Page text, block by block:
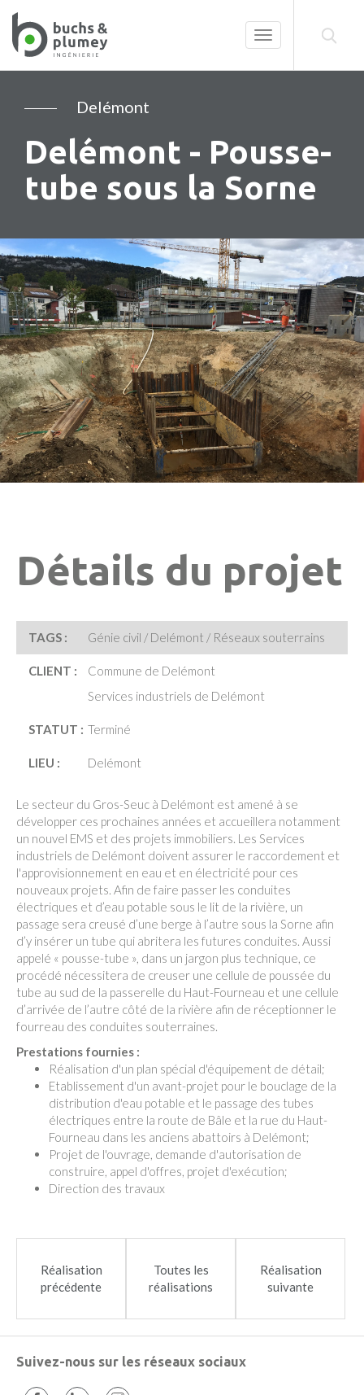
Toggle
navigation
Delémont
Delémont - Pousse-
tube sous la Sorne
Détails du projet
TAGS : Génie civil / Delémont / Réseaux souterrains
CLIENT :
Commune de Delémont
Services industriels de Delémont
STATUT : Terminé
LIEU : Delémont
Le secteur du Gros-Seuc à Delémont est amené à se
développer ces prochaines années et accueillera notamment
un nouvel EMS et des projets immobiliers. Les Services
industriels de Delémont doivent assurer le raccordement et
l'approvisionnement en eau et en électricité pour ces
nouveaux projets. Afin de faire passer les conduites
électriques et d’eau potable sous le lit de la rivière, un
passage sera creusé d’une berge à l’autre sous la Sorne afin
d’y insérer un tube qui abritera les futures conduites. Aussi
appelé « pousse-tube », dans un jargon plus technique, ce
procédé nécessitera de creuser une cellule de poussée du
tube au sud de la passerelle du Haut-Fourneau et une cellule
d’arrivée de l’autre côté de la rivière afin de réceptionner le
fourreau des conduites souterraines.
Prestations fournies :
Réalisation d'un plan spécial d'équipement de détail;
Etablissement d'un avant-projet pour le bouclage de la
distribution d'eau potable et le passage des tubes
électriques entre la route de Bâle et la rue du Haut-
Fourneau dans les anciens abattoirs à Delémont;
Projet de l'ouvrage, demande d'autorisation de
construire, appel d'offres, projet d'exécution;
Direction des travaux
Réalisation
précédente
Toutes les
réalisations
Réalisation
suivante
Suivez-nous sur les réseaux sociaux